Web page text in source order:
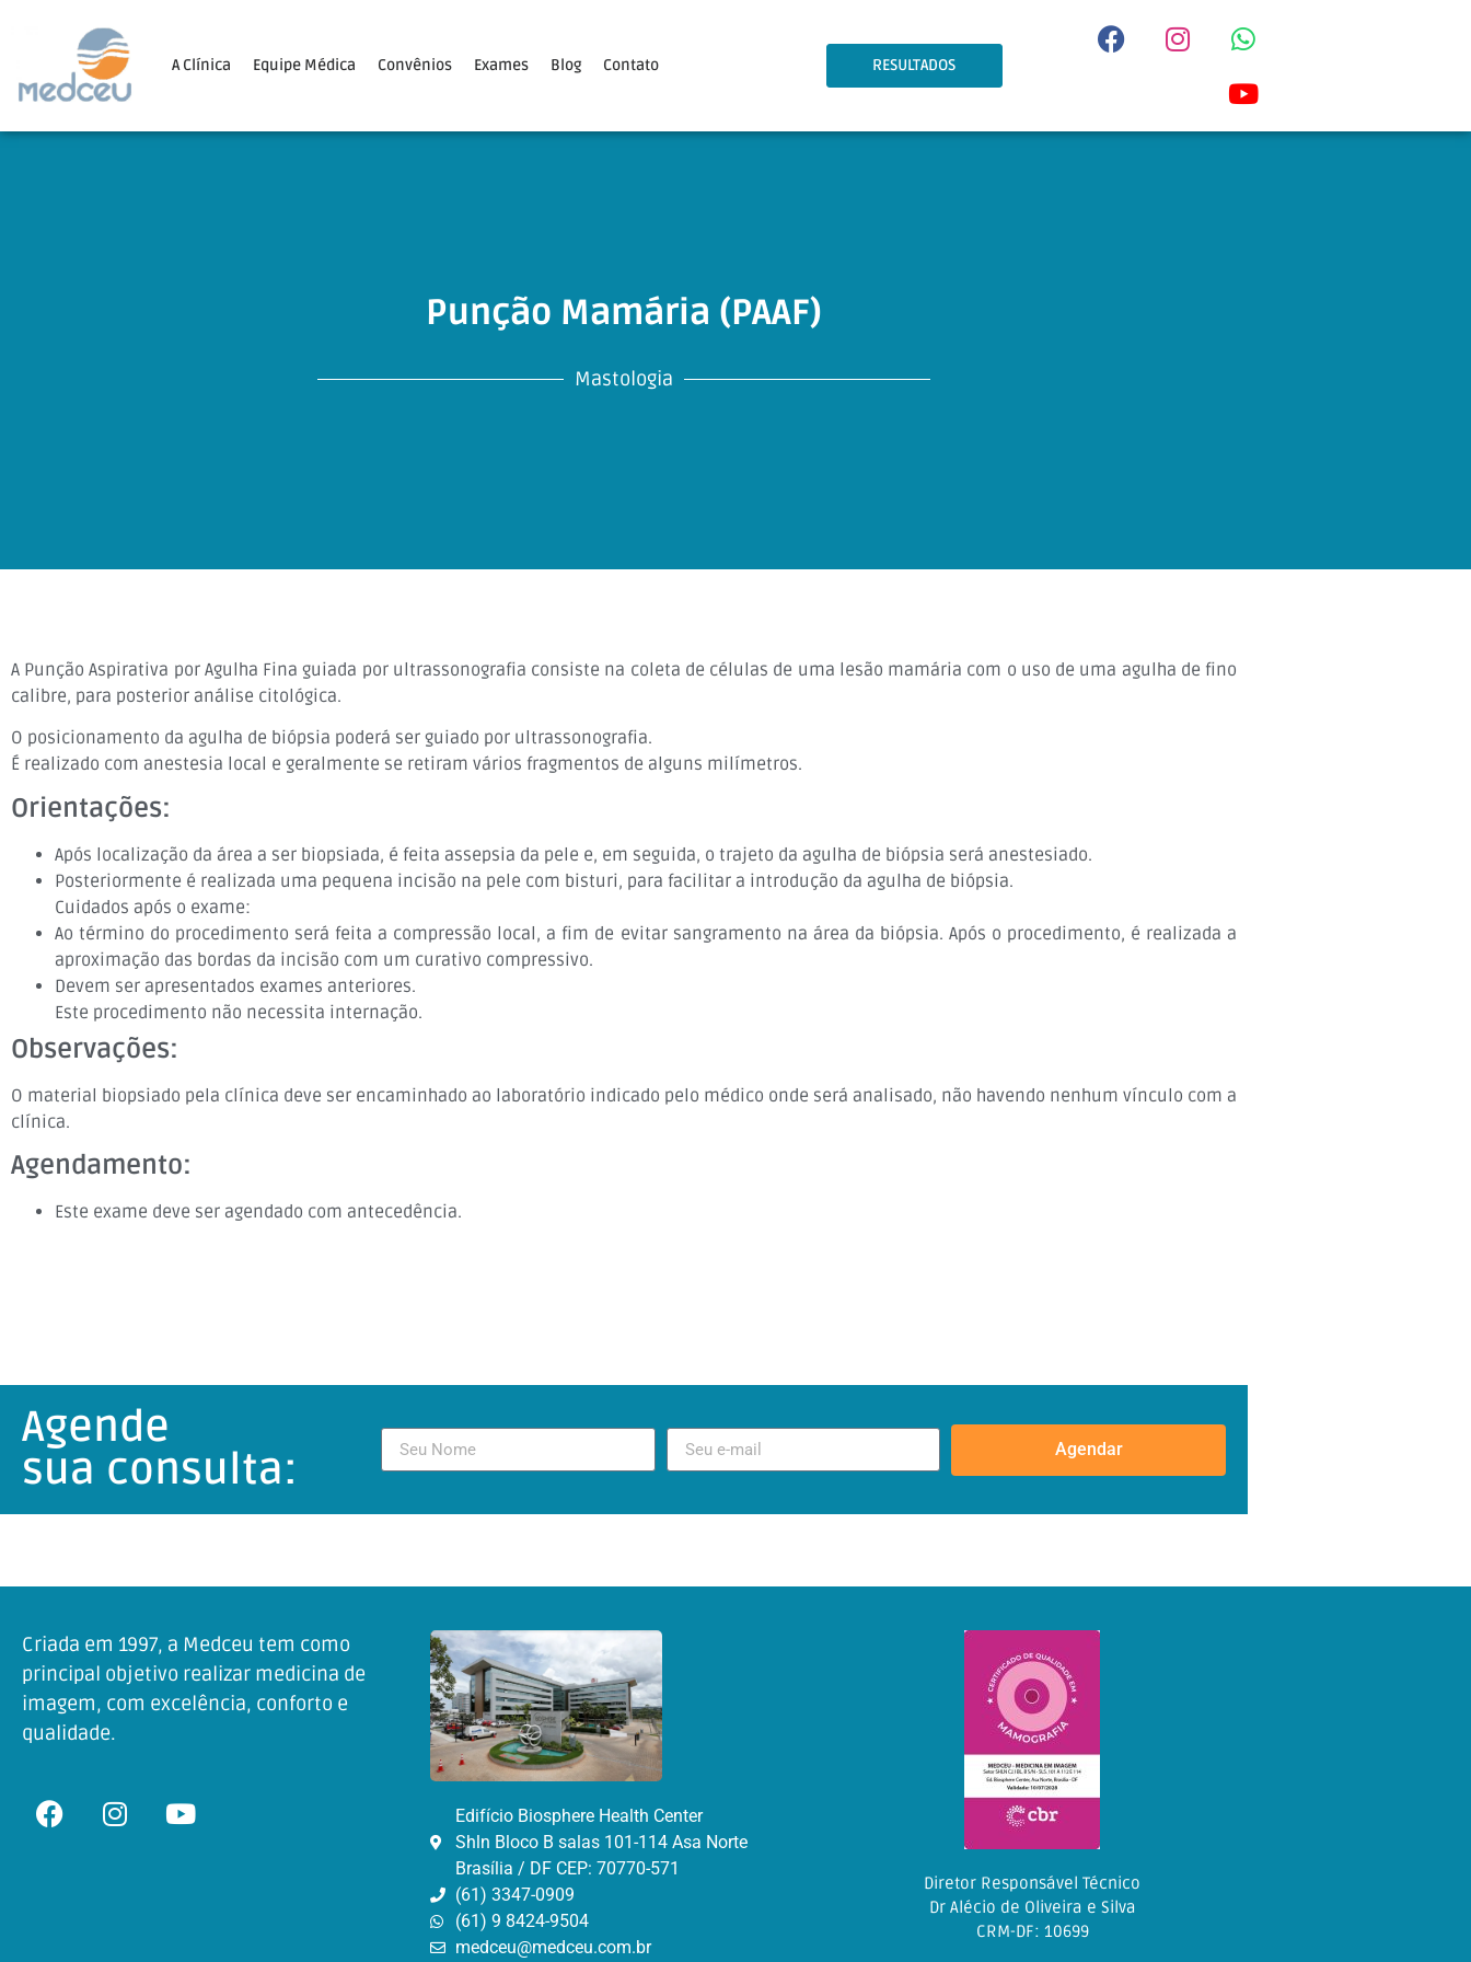
A Clínica Equipe Médica Convênios Exames Blog Contato RESULTADOS
Punção Mamária (PAAF)
Mastologia
A Punção Aspirativa por Agulha Fina guiada por ultrassonografia consiste na coleta de células de uma lesão mamária com o uso de uma agulha de fino
calibre, para posterior análise citológica.
O posicionamento da agulha de biópsia poderá ser guiado por ultrassonografia.
É realizado com anestesia local e geralmente se retiram vários fragmentos de alguns milímetros.
Orientações:
Após localização da área a ser biopsiada, é feita assepsia da pele e, em seguida, o trajeto da agulha de biópsia será anestesiado.
Posteriormente é realizada uma pequena incisão na pele com bisturi, para facilitar a introdução da agulha de biópsia.
Cuidados após o exame:
Ao término do procedimento será feita a compressão local, a fim de evitar sangramento na área da biópsia. Após o procedimento, é realizada a
aproximação das bordas da incisão com um curativo compressivo.
Devem ser apresentados exames anteriores.
Este procedimento não necessita internação.
Observações:
O material biopsiado pela clínica deve ser encaminhado ao laboratório indicado pelo médico onde será analisado, não havendo nenhum vínculo com a
clínica.
Agendamento:
Este exame deve ser agendado com antecedência.
Agende
sua consulta:
Agendar
Criada em 1997, a Medceu tem como
principal objetivo realizar medicina de
imagem, com excelência, conforto e
qualidade.
Edifício Biosphere Health Center
Shln Bloco B salas 101-114 Asa Norte
Brasília / DF CEP: 70770-571
(61) 3347-0909
(61) 9 8424-9504
medceu@medceu.com.br
Diretor Responsável Técnico
Dr Alécio de Oliveira e Silva
CRM-DF: 10699